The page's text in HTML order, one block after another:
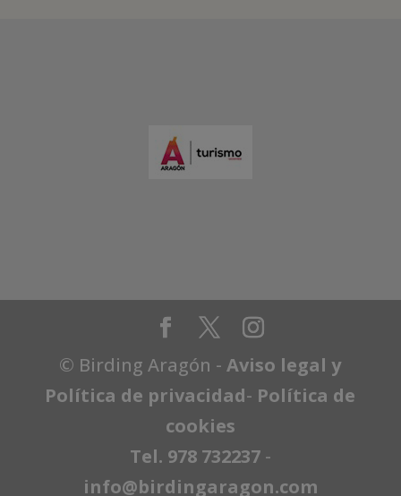
© Birding Aragón -Aviso legal y
Política de privacidad- Política de
cookies
Tel. 978 732237 -
info@birdingaragon.com